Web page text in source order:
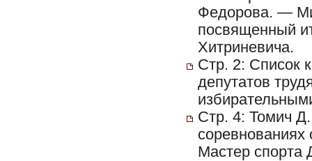
Федорова. —
посвященный
Хитриневича.
Стр. 2: Список
депутатов
Стр. 4: Томич
Мастер спорта